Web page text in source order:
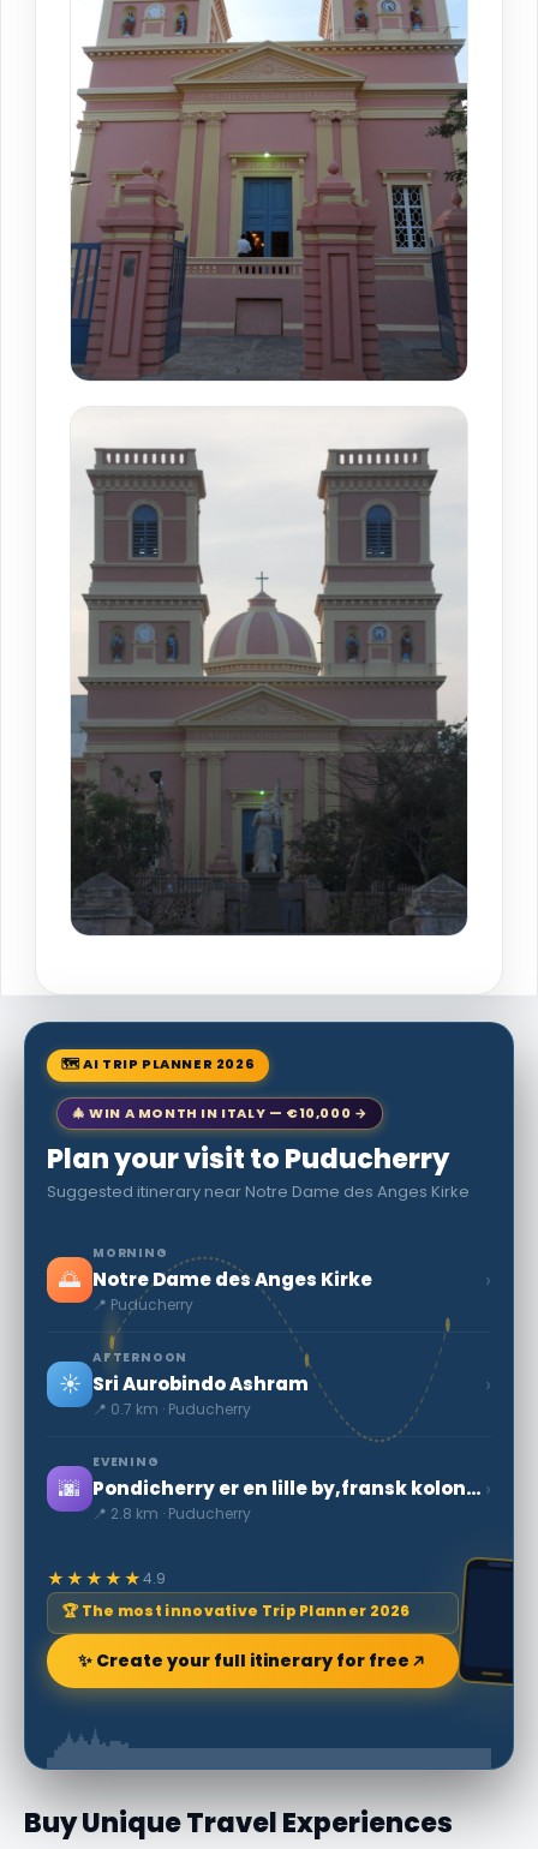
🗺 AI TRIP PLANNER 2026
🎄 WIN A MONTH IN ITALY — €10,000 →
Plan your visit to Puducherry
Suggested itinerary near Notre Dame des Anges Kirke
🌅
MORNING
Notre Dame des Anges Kirke
📍 Puducherry
›
☀️
AFTERNOON
Sri Aurobindo Ashram
📍 0.7 km · Puducherry
›
🌆
EVENING
Pondicherry er en lille by,fransk kolonial arv
📍 2.8 km · Puducherry
›
★★★★★4.9
🏆 The most innovative Trip Planner 2026
✨ Create your full itinerary for free
Buy Unique Travel Experiences